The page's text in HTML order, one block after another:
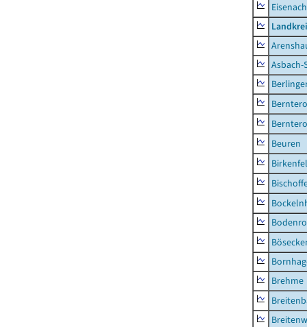
Asbach-
Beuren
Brehme